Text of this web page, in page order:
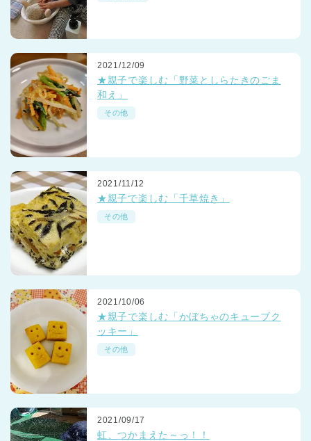
2021/12/09
★親子で楽しむ「野菜としらたきのごま
和え」
その他
2021/11/12
★親子で楽しむ「千草焼き」
その他
2021/10/06
★親子で楽しむ「かぼちゃのキューブク
ッキー」
その他
2021/09/17
虹、つかまえた～っ！！